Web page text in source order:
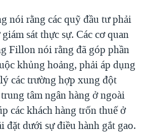
nói rằng các quỹ đầu tư phải
sát thực sự. Các cơ quan
Fillon nói rằng đã góp phần
khủng hoảng, phải áp dụng
các trường hợp xung đột
tâm ngân hàng ở ngoài
các khách hàng trốn thuế ở
đặt dưới sự điều hành gắt gao.